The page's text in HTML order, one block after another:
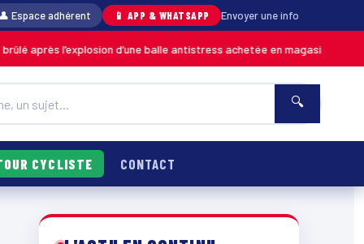
Espace adhérent 📱 APP & WHATSAPP Envoyer une info
d’une balle antistress achetée en magasin MARTINIQUE 06/08 ·
🔍
CYCLISTE CONTACT